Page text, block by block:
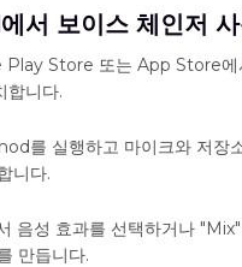
서 보이스 체인저
Play Store 또는 App Store
합니다.
를 실행하고 마이크와 저장
니다.
음성 효과를 선택하거나
만듭니다.